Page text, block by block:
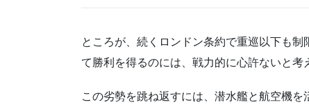
ところが、続くロンドン条約で重巡以下も
て勝利を得るのには、戦力的に心許ないと考
この劣勢を跳ね返すには、潜水艦と航空機を